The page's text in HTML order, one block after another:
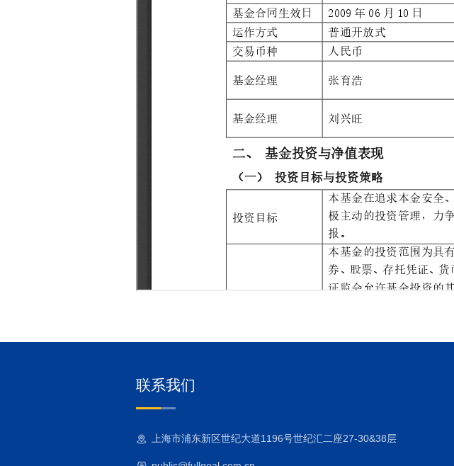
联系我们
上海市浦东新区世纪大道1196号世纪汇二座27-30&38层